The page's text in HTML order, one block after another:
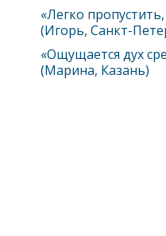
«Легко
(Игорь, Санкт-
«Ощущается дух
(Марина, Казань)